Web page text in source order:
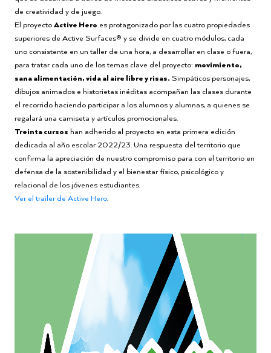
de creatividad y de juego.
El proyectoActive Hero es protagonizado por las cuatro propiedades
superiores de Active Surfaces® y se divide en cuatro módulos, cada
uno consistente en un taller de una hora, a desarrollar en clase o fuera,
para tratar cada uno de los temas clave del proyecto: movimiento,
sana alimentación, vida al aire libre y risas. Simpáticos personajes,
dibujos animados e historietas inéditas acompañan las clases durante
el recorrido haciendo participar a los alumnos y alumnas, a quienes se
regalará una camiseta y artículos promocionales.
Treinta cursos han adherido al proyecto en esta primera edición
dedicada al año escolar 2022/23. Una respuesta del territorio que
confirma la apreciación de nuestro compromiso para con el territorio en
defensa de la sostenibilidad y el bienestar físico, psicológico y
relacional de los jóvenes estudiantes.
Ver el trailer de Active Hero.